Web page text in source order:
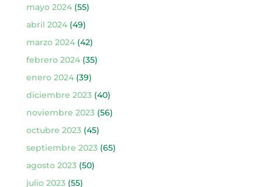
mayo 2024(55)
abril 2024(49)
marzo 2024(42)
febrero 2024(35)
enero 2024(39)
diciembre 2023(40)
noviembre 2023(56)
octubre 2023(45)
septiembre 2023(65)
agosto 2023(50)
julio 2023(55)